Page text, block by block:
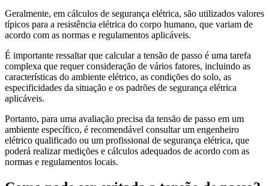
Geralmente, em cálculos de segurança elétrica, são utilizados valores
típicos para a resistência elétrica do corpo humano, que variam de
acordo com as normas e regulamentos aplicáveis.
É importante ressaltar que calcular a tensão de passo é uma tarefa
complexa que requer consideração de vários fatores, incluindo as
características do ambiente elétrico, as condições do solo, as
especificidades da situação e os padrões de segurança elétrica
aplicáveis.
Portanto, para uma avaliação precisa da tensão de passo em um
ambiente específico, é recomendável consultar um engenheiro
elétrico qualificado ou um profissional de segurança elétrica, que
poderá realizar medições e cálculos adequados de acordo com as
normas e regulamentos locais.